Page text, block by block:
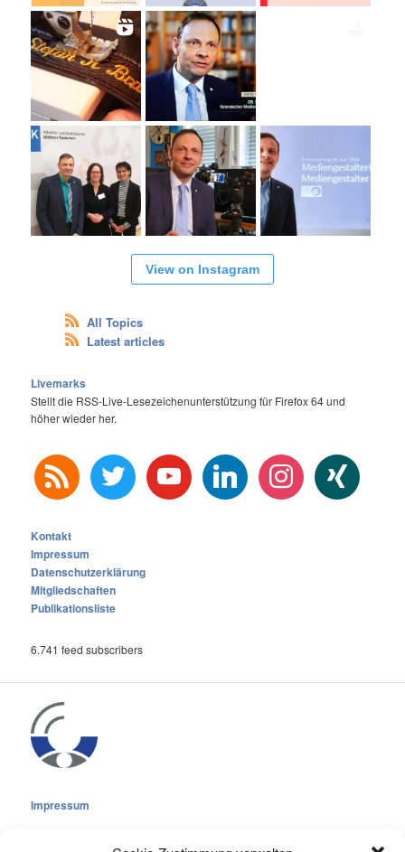
View on Instagram
All Topics
Latest articles
Livemarks
Stellt die RSS-Live-Lesezeichenunterstützung für Firefox 64 und
höher wieder her.
rss twitter youtube linkedin instagram xing
Kontakt
Impressum
Datenschutzerklärung
Mitgliedschaften
Publikationsliste
6.741 feed subscribers
Impressum